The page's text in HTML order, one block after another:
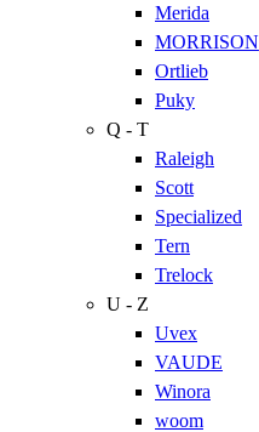
Merida
MORRISON
Ortlieb
Puky
Q - T
Raleigh
Scott
Specialized
Tern
Trelock
U - Z
Uvex
VAUDE
Winora
woom